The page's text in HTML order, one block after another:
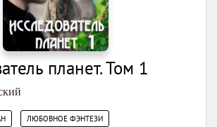
планет. Том 1
ЛЮБОВНОЕ ФЭНТЕЗИ